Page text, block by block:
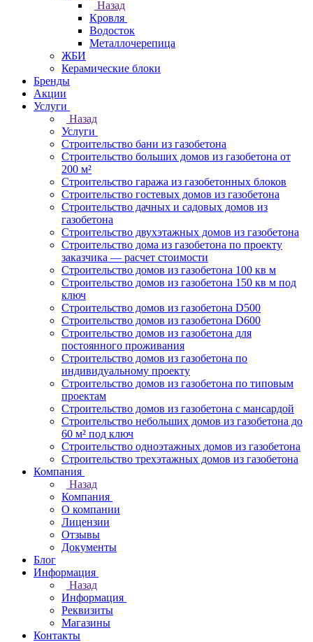
Назад
Кровля
Водосток
Металлочерепица
ЖБИ
Керамические блоки
Бренды
Акции
Услуги
Назад
Услуги
Строительство бани из газобетона
Строительство больших домов из газобетона от
200 м²
Строительство гаража из газобетонных блоков
Строительство гостевых домов из газобетона
Строительство дачных и садовых домов из
газобетона
Строительство двухэтажных домов из газобетона
Строительство дома из газобетона по проекту
заказчика — расчет стоимости
Строительство домов из газобетона 100 кв м
Строительство домов из газобетона 150 кв м под
ключ
Строительство домов из газобетона D500
Строительство домов из газобетона D600
Строительство домов из газобетона для
постоянного проживания
Строительство домов из газобетона по
индивидуальному проекту
Строительство домов из газобетона по типовым
проектам
Строительство домов из газобетона с мансардой
Строительство небольших домов из газобетона до
60 м² под ключ
Строительство одноэтажных домов из газобетона
Строительство трехэтажных домов из газобетона
Компания
Назад
Компания
О компании
Лицензии
Отзывы
Документы
Блог
Информация
Назад
Информация
Реквизиты
Магазины
Контакты